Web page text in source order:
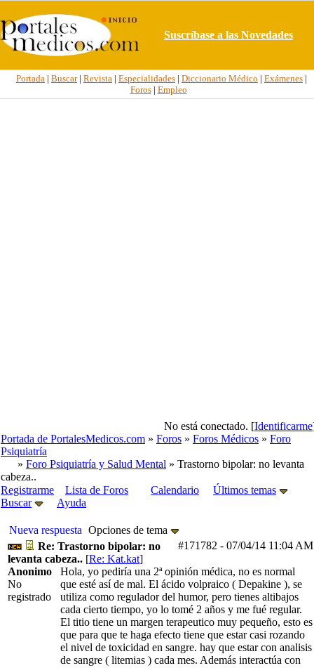
Suscríbase a las Novedades
Portada | Buscar| Revista | Especialidades | Diccionario Médico | Exámenes |
Foros| Empleo
No está conectado. [Identificarme
Portada de PortalesMedicos.com » Foros » Foros Médicos » Foro
Psiquiatría
» Foro Psiquiatría y Salud Mental » Trastorno bipolar: no levanta
cabeza..
Registrarme
Lista de Foros Calendario
Últimos temas
Buscar
Ayuda
Nueva respuesta Opciones de tema
#171782 - 07/04/14 11:04 AM
Re: Trastorno bipolar: no
levanta cabeza.. [Re: Kat.kat]
Anonimo
No
registrado
Hola, yo pediría una 2ª opinión médica, no es normal
que esté así de mal. El ácido volpraico ( Depakine ), se
utiliza como regulador del humor, pero tienes altibajos
cada cierto tiempo, yo lo tomé 2 años y me fué regular.
El titio tiene un margen terapeutico muy pequeño, esto es
que para que te haga efecto tiene que estar casi rozando
el nivel de toxicidad en sangre. hay que estar con analisis
de sangre ( litemias ) cada mes. Además interactúa con